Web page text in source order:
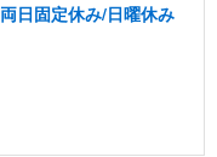
日固定休み/日曜休み